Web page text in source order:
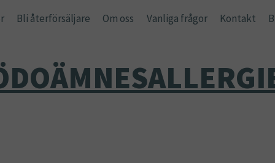
Bli återförsäljare Om oss Vanliga frågor Kontakt